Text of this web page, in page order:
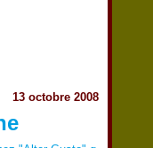
13 octobre 2008